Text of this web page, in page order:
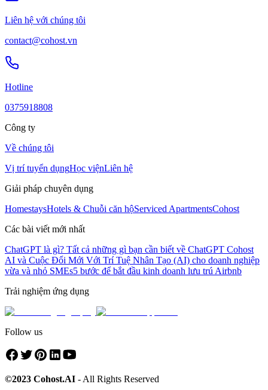
Liên hệ với chúng tôi
contact@cohost.vn
Hotline
0375918808
Công ty
Về chúng tôi
Vị trí tuyển dụngHọc việnLiên hệ
Giải pháp chuyên dụng
HomestaysHotels & Chuỗi căn hộServiced ApartmentsCohost
Các bài viết mới nhất
ChatGPT là gì? Tất cả những gì bạn cần biết về ChatGPT Cohost
AI và Cuộc Đổi Mới Với Trí Tuệ Nhân Tạo (AI) cho doanh nghiệp
vừa và nhỏ SMEs5 bước để bắt đầu kinh doanh lưu trú Airbnb
Trải nghiệm ứng dụng
Follow us
©2023 Cohost.AI - All Rights Reserved